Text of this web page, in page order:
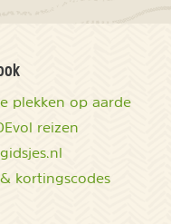
plekken op aarde
reizen
kortingscodes